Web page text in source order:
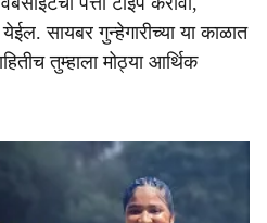
सायबर गुन्हेगारीच्या या काळात
तुम्हाला मोठ्या आर्थिक